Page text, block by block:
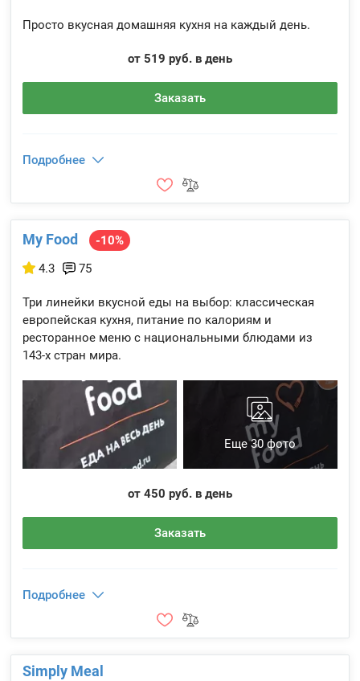
Просто вкусная домашняя кухня на каждый день.
от 519 руб. в день
Заказать
Подробнее
My Food
-10%
4.3
75
Три линейки вкусной еды на выбор: классическая
европейская кухня, питание по калориям и
ресторанное меню с национальными блюдами из
143-х стран мира.
Еще 30 фото
от 450 руб. в день
Заказать
Подробнее
Simply Meal